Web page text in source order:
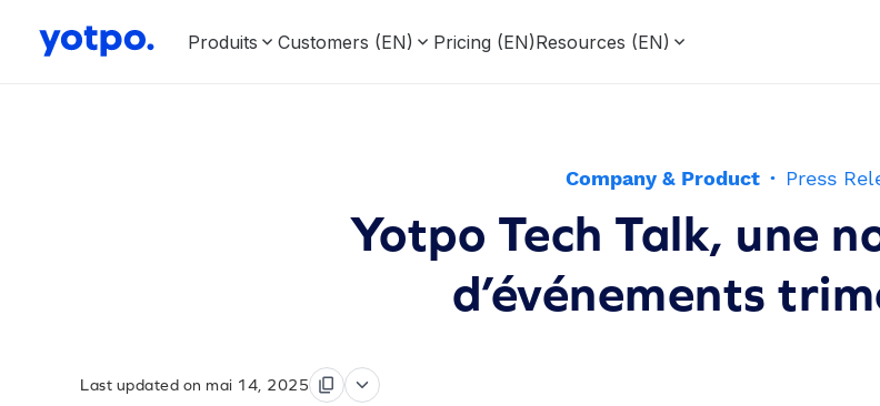
Produits Customers (EN) Pricing (EN)Resources (EN)
Company & Product · Press
Yotpo Tech Talk, une
d’événements
Last updated on mai 14, 2025